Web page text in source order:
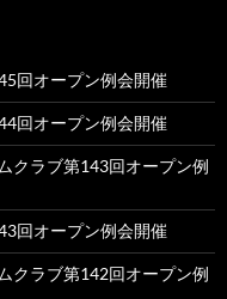
回オープン例会開催
回オープン例会開催
クラブ第143回オープン例
回オープン例会開催
クラブ第142回オープン例